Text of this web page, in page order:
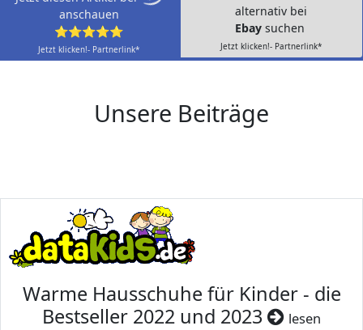
anschauen
⭐⭐⭐⭐⭐
Jetzt klicken!- Partnerlink*
alternativ bei
Ebay suchen
Jetzt klicken!- Partnerlink*
Unsere Beiträge
Warme Hausschuhe für Kinder - die
Bestseller 2022 und 2023
lesen